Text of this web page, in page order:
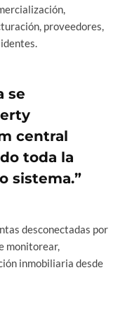
proveedores,
se
central
toda la
sistema.”
desconectadas por
monitorear,
inmobiliaria desde